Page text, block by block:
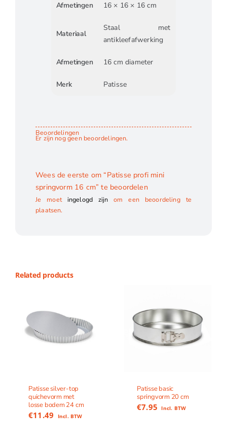
Afmetingen 16 × 16 × 16 cm
Materiaal
Staal met
antikleefafwerking
Afmetingen 16 cm diameter
Merk Patisse
Beoordelingen
Er zijn nog geen beoordelingen.
Wees de eerste om “Patisse profi mini
springvorm 16 cm” te beoordelen
Je moet ingelogd zijn om een beoordeling te
plaatsen.
Related products
Patisse silver-top
quichevorm met
losse bodem 24 cm
€11.49 Incl. BTW
Patisse basic
springvorm 20 cm
€7.95 Incl. BTW